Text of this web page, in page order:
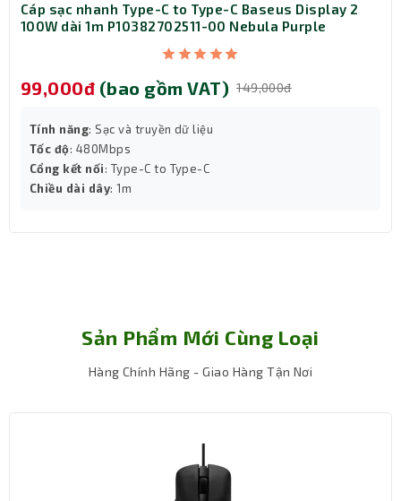
mà cho công việc và giải trí
hợp với môi trường làm việc yên tĩnh hoặc thao tác
nhanh khi chơi game. Cảm giác gõ mượt, êm ái giúp bạn
duy trì hiệu suất làm việc hoặc chơi game lâu dài mà
Cáp sạc nhanh Type-C to Type-C Baseus Display 2
100W dài 1m P10382702511-00 Nebula Purple
99,000đ (bao gồm VAT) 149,000đ
Tính năng: Sạc và truyền dữ liệu
Tốc độ: 480Mbps
Cổng kết nối: Type-C to Type-C
Chiều dài dây: 1m
Sản Phẩm Mới Cùng Loại
Hàng Chính Hãng - Giao Hàng Tận Nơi